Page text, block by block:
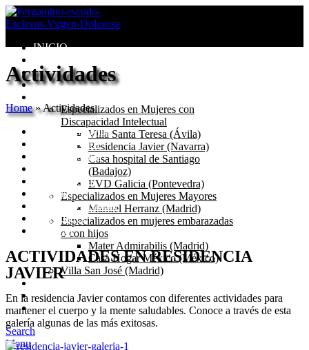
INICIO
Valores
Misión
Especializados en Mujeres con
Discapacidad Intelectual
Villa Santa Teresa (Ávila)
Residencia Javier (Navarra)
Casa hospital de Santiago
(Badajoz)
EVD Galicia (Pontevedra)
Especializados en Mujeres Mayores
Manuel Herranz (Madrid)
Especializados en mujeres embarazadas
o con hijos
Mater Admirabilis (Madrid)
Casa Hogar México (México)
Villa San José (Madrid)
Blog
Catecismo
Search
Menu
Actividades
Home»Actividades
Residencia Javier
Quiénes somos
Dónde estamos
Accesibilidad
Servicios
Equipo profesional
Actividades
Contacto
ACTIVIDADES EN RESIDENCIA
JAVIER
En la residencia Javier contamos con diferentes actividades para
mantener el cuerpo y la mente saludables. Conoce a través de esta
galería algunas de las más exitosas.